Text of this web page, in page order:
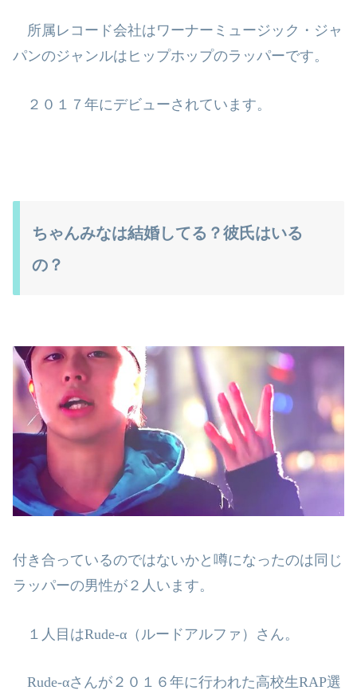
所属レコード会社はワーナーミュージック・ジャ
パンのジャンルはヒップホッ プのラッパーです。
２０１７年にデビューされています。
ちゃんみなは結婚してる？彼氏はいる
の？
付き合っているのではないかと噂になったのは同じ
ラッパーの男性が２人いま す。
１人目はRude-α （ルードアルファ）さん。
Rude-αさんが２０１６年に行われた高校生RAP選